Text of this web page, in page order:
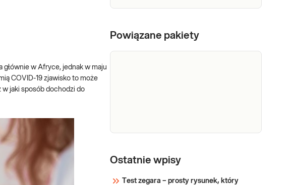
głównie w Afryce, jednak w maju
COVID-19 zjawisko to może
w jaki sposób dochodzi do
Powiązane pakiety
profilaktycznyMężczyzn, Dzieci Uwaga!
dla dziecka, zrealizuj je w
Ostatnie wpisy
Test zegara – prosty rysunek, który